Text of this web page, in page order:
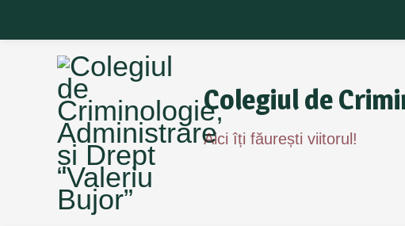
Colegiul de
Aici îți făurești viitorul!